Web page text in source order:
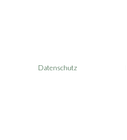
Datenschutz